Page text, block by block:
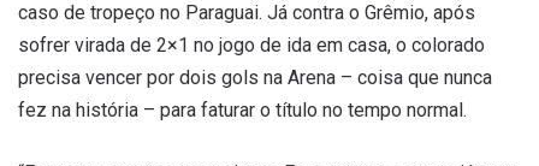
caso de tropeço no Paraguai. Já contra o Grêmio, após
sofrer virada de 2×1 no jogo de ida em casa, o colorado
precisa vencer por dois gols na Arena – coisa que nunca
fez na história – para faturar o título no tempo normal.